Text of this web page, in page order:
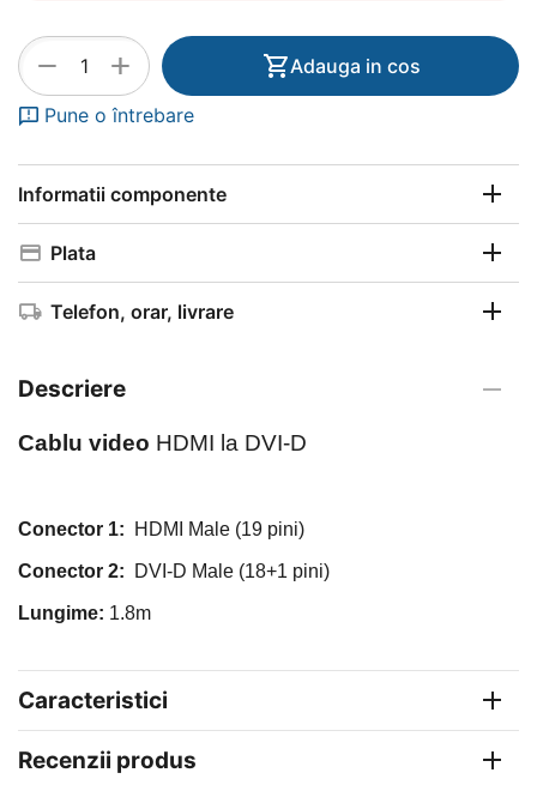
+
− Adauga in cos
Pune o întrebare
Informatii componente
Plata
Telefon, orar, livrare
Descriere
Cablu video HDMI la DVI-D
Conector 1: HDMI Male (19 pini)
Conector 2: DVI-D Male (18+1 pini)
Lungime: 1.8m
Caracteristici
Recenzii produs